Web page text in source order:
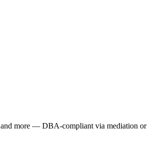
and more — DBA-compliant via mediation or